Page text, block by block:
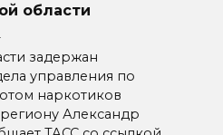
области
задержан
управления по
наркотиков
Александр